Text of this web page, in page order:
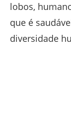
lobos,
que é
diversidade